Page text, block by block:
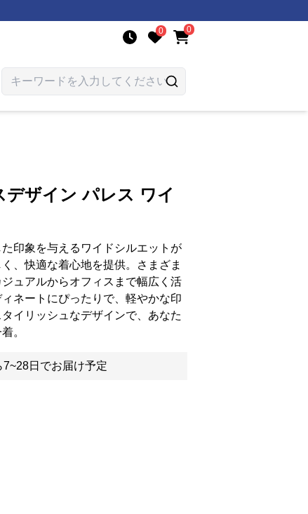
0 0
ザイン パレス ワイ
印象を与えるワイドシルエットが
、快適な着心地を提供。さまざま
ュアルからオフィスまで幅広く活
ネートにぴったりで、軽やかな印
イリッシュなデザインで、あなた
。
7~28日でお届け予定